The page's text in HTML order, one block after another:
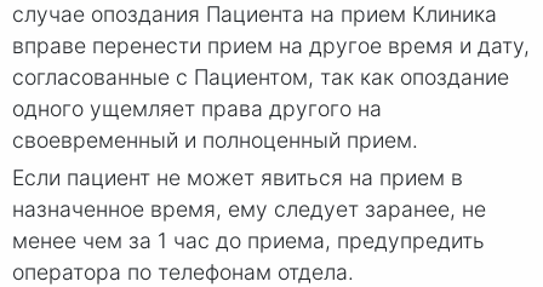
случае опоздания Пациента на прием Клиника
вправе перенести прием на другое время и дату,
согласованные с Пациентом, так как опоздание
одного ущемляет права другого на
своевременный и полноценный прием.
Если пациент не может явиться на прием в
назначенное время, ему следует заранее, не
менее чем за 1 час до приема, предупредить
оператора по телефонам отдела.